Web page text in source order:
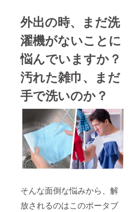
外出の時、まだ洗
濯機がないことに
悩んでいますか？
汚れた雑巾、まだ
手で洗いのか？
そんな面倒な悩みから、解
放されるのはこのポータブ